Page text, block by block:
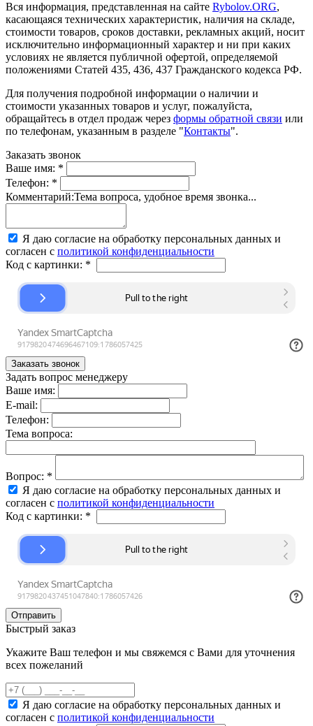
Вся информация, представленная на сайте Rybolov.ORG,
касающаяся технических характеристик, наличия на складе,
стоимости товаров, сроков доставки, рекламных акций, носит
исключительно информационный характер и ни при каких
условиях не является публичной офертой, определяемой
положениями Статей 435, 436, 437 Гражданского кодекса РФ.
Для получения подробной информации о наличии и
стоимости указанных товаров и услуг, пожалуйста,
обращайтесь в отдел продаж через формы обратной связи или
по телефонам, указанным в разделе "Контакты".
Заказать звонок
Ваше имя: *
Телефон: *
Комментарий:Тема вопроса, удобное время звонка...
Я даю согласие на обработку персональных данных и
согласен с политикой конфиденциальности
Код с картинки: *
Задать вопрос менеджеру
Ваше имя:
E-mail:
Телефон:
Тема вопроса:
Вопрос: *
Я даю согласие на обработку персональных данных и
согласен с политикой конфиденциальности
Код с картинки: *
Быстрый заказ
Укажите Ваш телефон и мы свяжемся с Вами для уточнения
всех пожеланий
Я даю согласие на обработку персональных данных и
согласен с политикой конфиденциальности